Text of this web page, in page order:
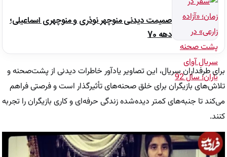
صمیمت دیدنی منوچهر نوذری و منوچهری اسماعیلی؛
دهه 70
برای طرفداران سریال، این تصاویر یادآور خاطرات دیدنی از پشت‌صحنه و
تلاش‌های بازیگران برای خلق صحنه‌های تأثیرگذار است و فرصتی فراهم
می‌کند تا جنبه‌های کمتر دیده‌شده زندگی حرفه‌ای و کاری بازیگران را تجربه
کنند.